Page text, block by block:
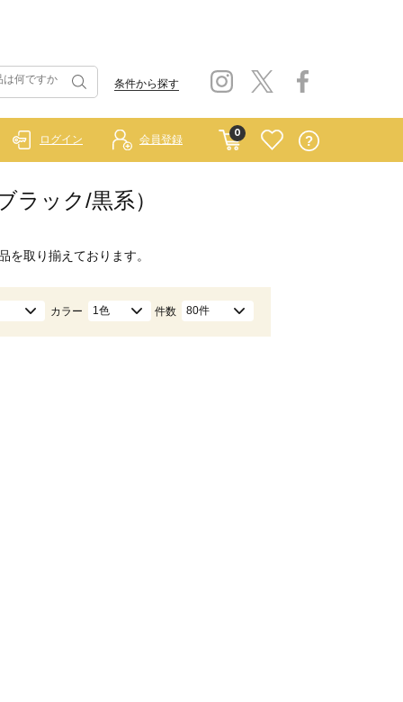
条件から探す
0
ログイン 会員登録
ラック/黒系）
を取り揃えております。
カラー 1色 件数 80件